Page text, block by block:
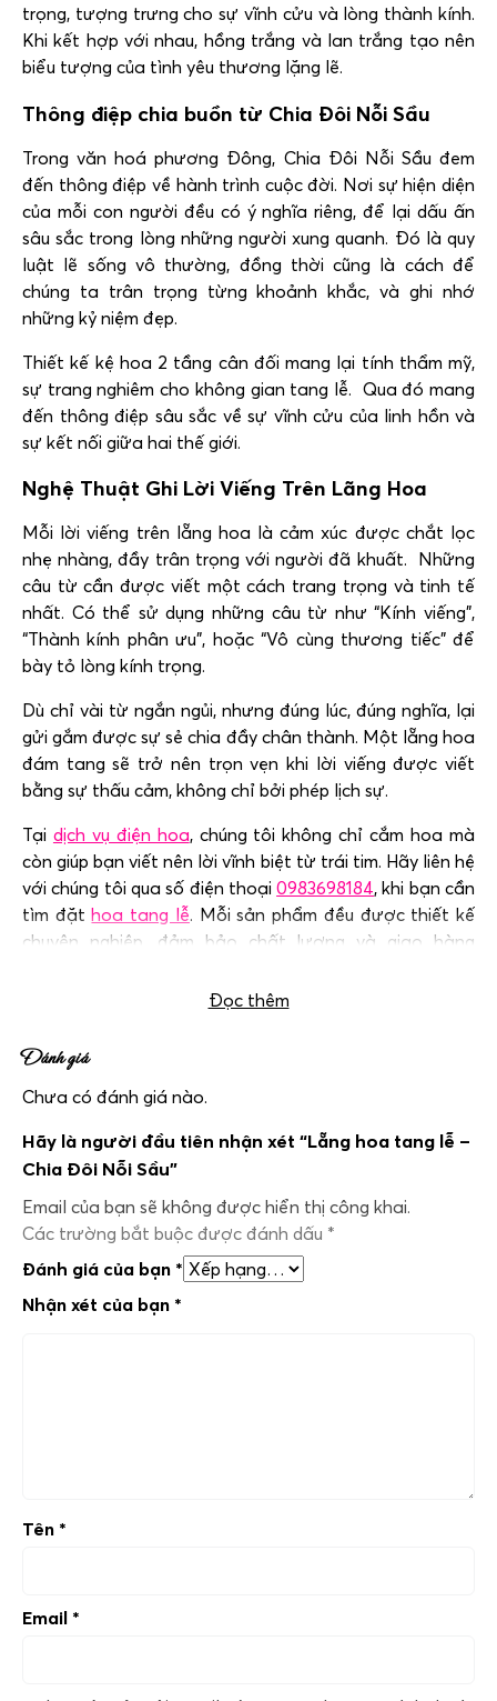
trọng, tượng trưng cho sự vĩnh cửu và lòng thành kính.
Khi kết hợp với nhau, hồng trắng và lan trắng tạo nên
biểu tượng của tình yêu thương lặng lẽ.
Thông điệp chia buồn từ Chia Đôi Nỗi Sầu
Trong văn hoá phương Đông, Chia Đôi Nỗi Sầu đem
đến thông điệp về hành trình cuộc đời. Nơi sự hiện diện
của mỗi con người đều có ý nghĩa riêng, để lại dấu ấn
sâu sắc trong lòng những người xung quanh. Đó là quy
luật lẽ sống vô thường, đồng thời cũng là cách để
chúng ta trân trọng từng khoảnh khắc, và ghi nhớ
những kỷ niệm đẹp.
Thiết kế kệ hoa 2 tầng cân đối mang lại tính thẩm mỹ,
sự trang nghiêm cho không gian tang lễ. Qua đó mang
đến thông điệp sâu sắc về sự vĩnh cửu của linh hồn và
sự kết nối giữa hai thế giới.
Nghệ Thuật Ghi Lời Viếng Trên Lãng Hoa
Mỗi lời viếng trên lẵng hoa là cảm xúc được chắt lọc
nhẹ nhàng, đầy trân trọng với người đã khuất. Những
câu từ cần được viết một cách trang trọng và tinh tế
nhất. Có thể sử dụng những câu từ như “Kính viếng”,
“Thành kính phân ưu”, hoặc “Vô cùng thương tiếc” để
bày tỏ lòng kính trọng.
Dù chỉ vài từ ngắn ngủi, nhưng đúng lúc, đúng nghĩa, lại
gửi gắm được sự sẻ chia đầy chân thành. Một lẵng hoa
đám tang sẽ trở nên trọn vẹn khi lời viếng được viết
bằng sự thấu cảm, không chỉ bởi phép lịch sự.
Tại dịch vụ điện hoa, chúng tôi không chỉ cắm hoa mà
còn giúp bạn viết nên lời vĩnh biệt từ trái tim. Hãy liên hệ
với chúng tôi qua số điện thoại0983698184, khi bạn cần
tìm đặthoa tang lễ. Mỗi sản phẩm đều được thiết kế
chuyên nghiệp, đảm bảo chất lượng và giao hàng
Đọc thêm
Đánh giá
Chưa có đánh giá nào.
Hãy là người đầu tiên nhận xét “Lẵng hoa tang lễ –
Chia Đôi Nỗi Sầu”
Email của bạn sẽ không được hiển thị công khai.
Các trường bắt buộc được đánh dấu *
Đánh giá của bạn *
Nhận xét của bạn *
Tên *
Email *